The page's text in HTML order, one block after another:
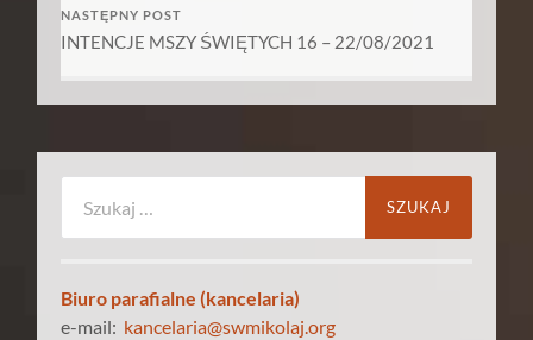
NASTĘPNY POST
INTENCJE MSZY ŚWIĘTYCH 16 – 22/08/2021
Biuro parafialne (kancelaria)
e-mail: kancelaria@swmikolaj.org